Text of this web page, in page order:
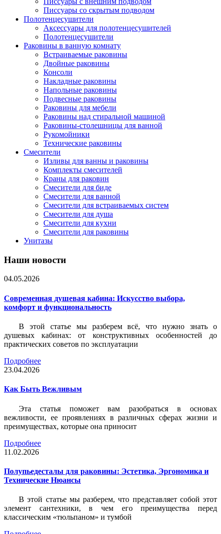
Писсуары со скрытым подводом
Полотенцесушители
Аксессуары для полотенцесушителей
Полотенцесушители
Раковины в ванную комнату
Встраиваемые раковины
Двойные раковины
Консоли
Накладные раковины
Напольные раковины
Подвесные раковины
Раковины для мебели
Раковины над стиральной машиной
Раковины-столешницы для ванной
Рукомойники
Технические раковины
Смесители
Изливы для ванны и раковины
Комплекты смесителей
Краны для раковин
Смесители для биде
Смесители для ванной
Смесители для встраиваемых систем
Смесители для душа
Смесители для кухни
Смесители для раковины
Унитазы
Наши новости
04.05.2026
Современная душевая кабина: Искусство выбора,
комфорт и функциональность
В этой статье мы разберем всё, что нужно знать о
душевых кабинах: от конструктивных особенностей до
практических советов по эксплуатации
Подробнее
23.04.2026
Как Быть Вежливым
Эта статья поможет вам разобраться в основах
вежливости, ее проявлениях в различных сферах жизни и
преимуществах, которые она приносит
Подробнее
11.02.2026
Полупьедесталы для раковины: Эстетика, Эргономика и
Технические Нюансы
В этой статье мы разберем, что представляет собой этот
элемент сантехники, в чем его преимущества перед
классическим «тюльпаном» и тумбой